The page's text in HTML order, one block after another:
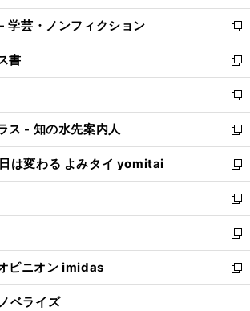
開
く
ウ
で
開
く
ン
ド
ウ
で
開
く
ウ
ィ
ン
ド
ウ
で
開
く
学芸・ノンフィクション
新
し
い
ウ
ィ
ン
ド
ウ
で
開
く
書
新
し
い
ウ
ィ
ン
ド
ウ
で
開
く
新
し
い
ウ
ィ
ン
ド
ウ
で
開
く
ス - 知の水先案内人
新
し
い
ウ
ィ
ン
ド
ウ
で
開
は変わる よみタイ yomitai
新
し
い
ウ
ィ
ン
ド
ウ
新
し
い
ウ
ィ
ン
新
し
い
ウ
ピニオン imidas
新
し
ベライズ